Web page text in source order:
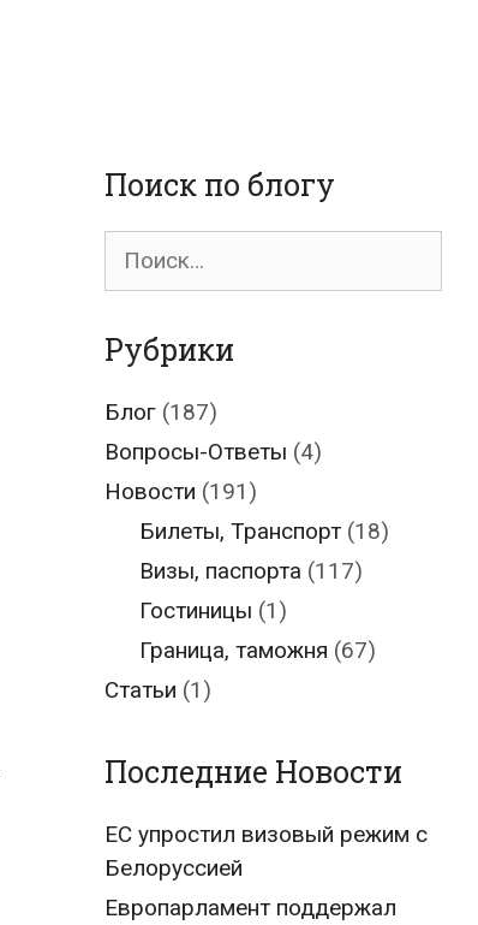
Поиск по блогу
Поиск
Рубрики
Блог (187)
Вопросы-Ответы (4)
Новости (191)
Билеты, Транспорт(18)
Визы, паспорта (117)
Гостиницы (1)
Граница, таможня (67)
Статьи (1)
Последние Новости
ЕС упростил визовый режим с
Белоруссией
Европарламент поддержал